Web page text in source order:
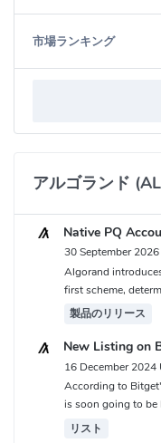
トワーク上のすべてのト
ーダーによって生成され
サスに参加します。これ
アトミックスワップやマ
ートしており、複雑なス
全かつ効率的な取引を可
Asset（ASA）という仕
NFTなどのデジタル資産
ップグレード可能であり
どの新しい機能も追加さ
Algorandは、オープン
とを目指しています。
と協力しています。例え
ーラム（WEF）といっ
シャル諸島やエルサルバ
市場ランキング
アルゴランド
Native PQ
30 September
Algorand
first scheme,
製品のリリース
New Listing on
16 December 2024
According to
is soon going to be
リスト